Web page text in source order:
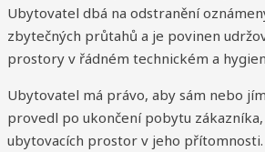
Ubytovatel dbá na odstranění
zbytečných průtahů a je povinen
prostory v řádném technickém a
Ubytovatel má právo, aby sám nebo
provedl po ukončení pobytu
ubytovacích prostor v jeho